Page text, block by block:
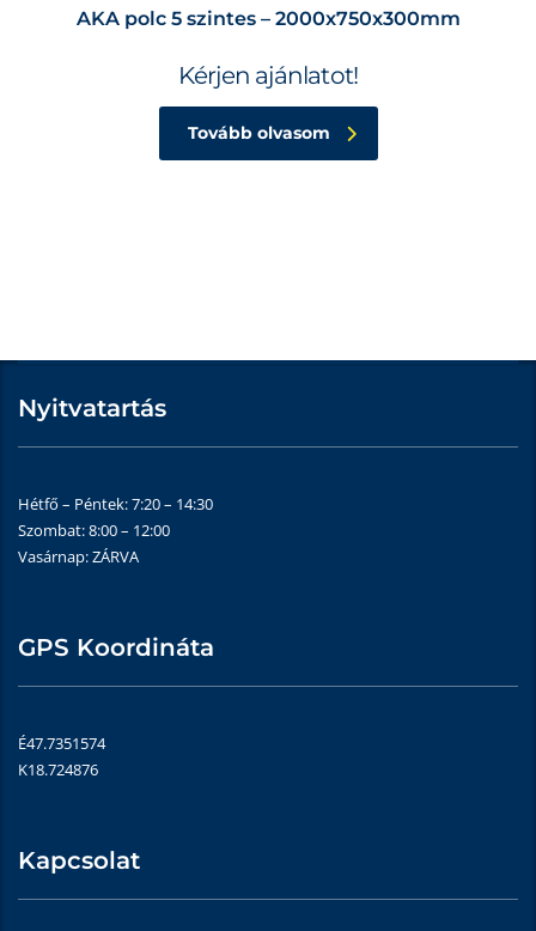
AKA polc 5 szintes – 2000x750x300mm
Kérjen ajánlatot!
Tovább olvasom
Nyitvatartás
Hétfő – Péntek: 7:20 – 14:30
Szombat: 8:00 – 12:00
Vasárnap: ZÁRVA
GPS Koordináta
É47.7351574
K18.724876
Kapcsolat